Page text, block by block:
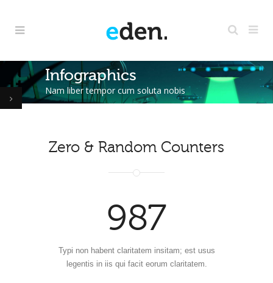
Infographics
Nam liber tempor cum soluta nobis
Zero & Random Counters
987
Typi non habent claritatem insitam; est usus
legentis in iis qui facit eorum claritatem.
0
1
3
4
1
2
3
4
5
6
7
0
1
3
4